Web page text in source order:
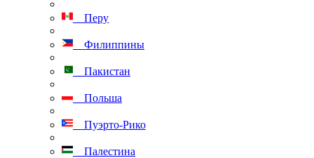
Перу
Филиппины
Пакистан
Польша
Пуэрто-Рико
Палестина